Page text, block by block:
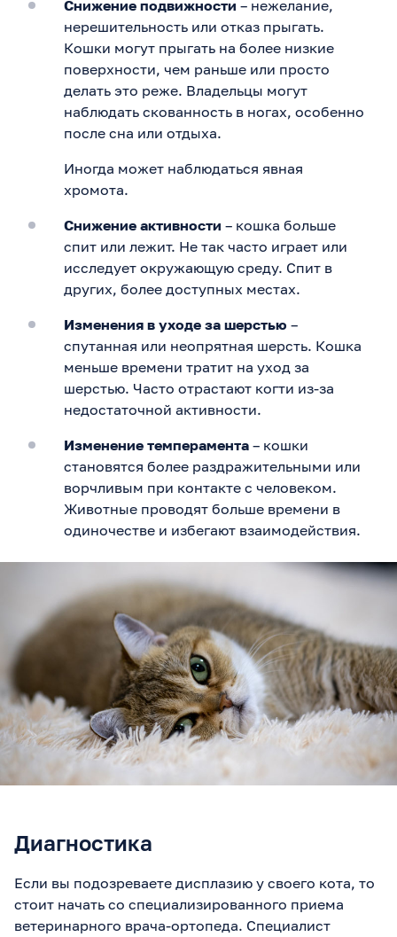
Снижение подвижности – нежелание,
нерешительность или отказ прыгать.
Кошки могут прыгать на более низкие
поверхности, чем раньше или просто
делать это реже. Владельцы могут
наблюдать скованность в ногах, особенно
после сна или отдыха.
Иногда может наблюдаться явная
хромота.
Снижение активности – кошка больше
спит или лежит. Не так часто играет или
исследует окружающую среду. Спит в
других, более доступных местах.
Изменения в уходе за шерстью –
спутанная или неопрятная шерсть. Кошка
меньше времени тратит на уход за
шерстью. Часто отрастают когти из-за
недостаточной активности.
Изменение темперамента – кошки
становятся более раздражительными или
ворчливым при контакте с человеком.
Животные проводят больше времени в
одиночестве и избегают взаимодействия.
Диагностика
Если вы подозреваете дисплазию у своего кота, то
стоит начать со специализированного приема
ветеринарного врача-ортопеда. Специалист